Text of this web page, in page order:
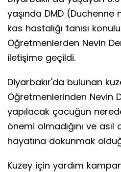
yaşında DMD
kas hastalığı tanısı
Öğretmenlerden Nevin
iletişime geçildi.
Diyarbakır'da bulunan
Öğretmenlerinden Nevin
yapılacak çocuğun
önemi olmadığını ve
hayatına dokunmak
Kuzey için yardım